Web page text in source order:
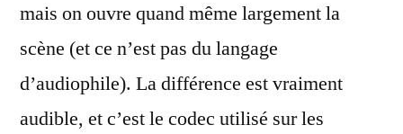
mais on ouvre quand même largement la
scène (et ce n’est pas du langage
d’audiophile). La différence est vraiment
audible, et c’est le codec utilisé sur les